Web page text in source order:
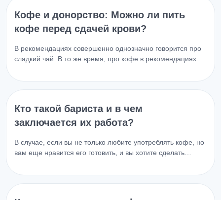
Кофе и донорство: Можно ли пить
кофе перед сдачей крови?
В рекомендациях совершенно однозначно говорится про
сладкий чай. В то же время, про кофе в рекомендациях…
Кто такой бариста и в чем
заключается их работа?
В случае, если вы не только любите употреблять кофе, но
вам еще нравится его готовить, и вы хотите сделать…